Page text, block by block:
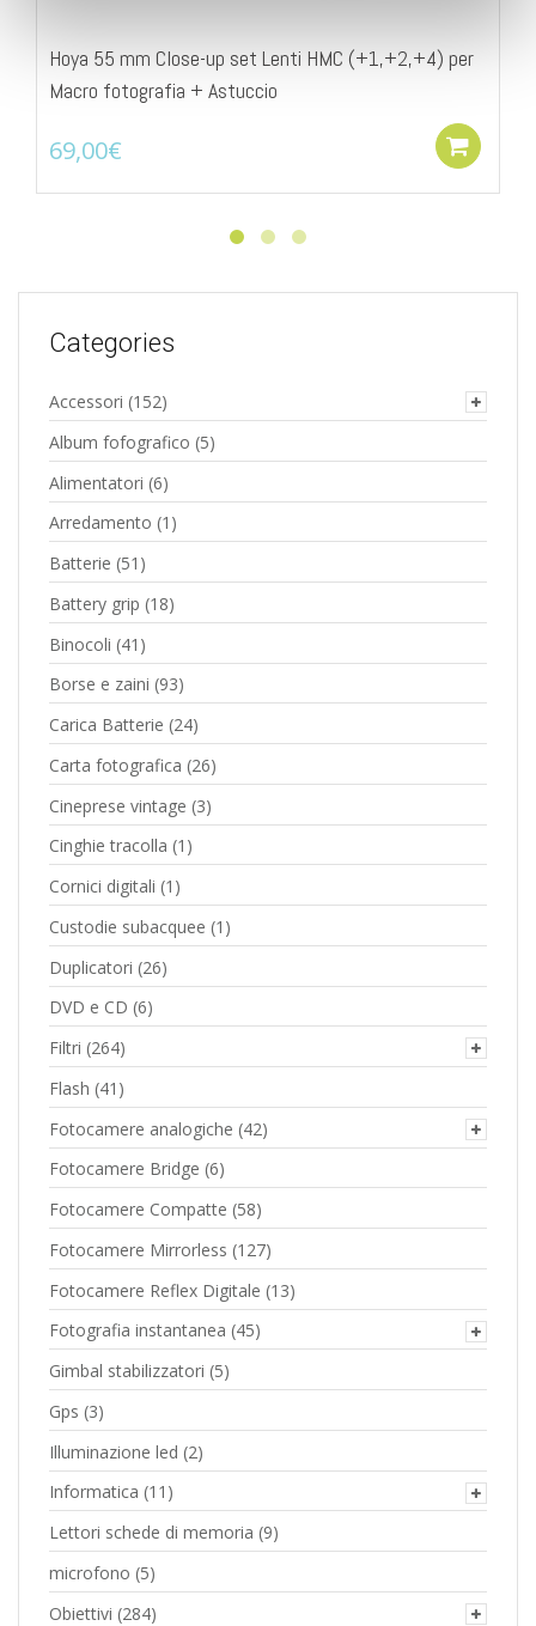
Hoya 55 mm Close-up set Lenti HMC (+1,+2,+4) per
Macro fotografia + Astuccio
69,00€
Categories
Accessori (152)
Album fofografico (5)
Alimentatori (6)
Arredamento (1)
Batterie (51)
Battery grip (18)
Binocoli (41)
Borse e zaini (93)
Carica Batterie (24)
Carta fotografica (26)
Cineprese vintage (3)
Cinghie tracolla (1)
Cornici digitali (1)
Custodie subacquee (1)
Duplicatori (26)
DVD e CD (6)
Filtri (264)
Flash (41)
Fotocamere analogiche (42)
Fotocamere Bridge (6)
Fotocamere Compatte (58)
Fotocamere Mirrorless (127)
Fotocamere Reflex Digitale (13)
Fotografia instantanea (45)
Gimbal stabilizzatori (5)
Gps (3)
Illuminazione led (2)
Informatica (11)
Lettori schede di memoria (9)
microfono (5)
Obiettivi (284)